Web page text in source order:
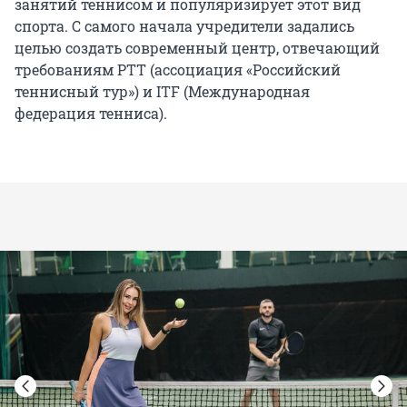
занятий теннисом и популяризирует этот вид
спорта. С самого начала учредители задались
целью создать современный центр, отвечающий
требованиям РТТ (ассоциация «Российский
теннисный тур») и ITF (Международная
федерация тенниса).